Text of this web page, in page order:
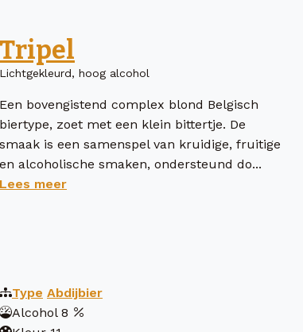
Tripel
Lichtgekleurd, hoog alcohol
Een bovengistend complex blond Belgisch
biertype, zoet met een klein bittertje. De
smaak is een samenspel van kruidige, fruitige
en alcoholische smaken, ondersteund do...
Lees meer
Type Abdijbier
Alcohol 8